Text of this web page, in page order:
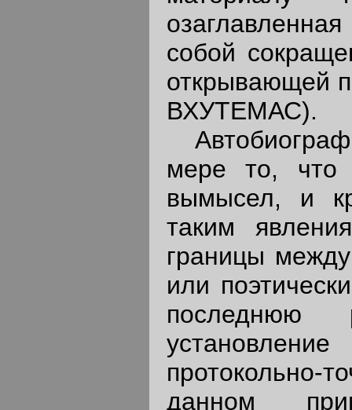
собой
открывающей
ВХУТЕМАС).
мере то, что
вымысел, и
таким
границы
или
протокольно-
данном